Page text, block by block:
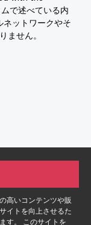
高いコンテンツや販
イトを向上させるた
す。 このサイトを
で述べている内
ットワークやそ
ません。